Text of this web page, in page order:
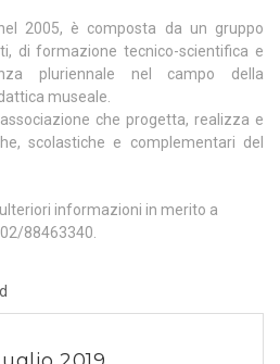
2005, è composta da un gruppo
di formazione tecnico-scientifica e
pluriennale nel campo della
museale.
che progetta, realizza e
scolastiche e complementari del
informazioni in merito a
88463340.